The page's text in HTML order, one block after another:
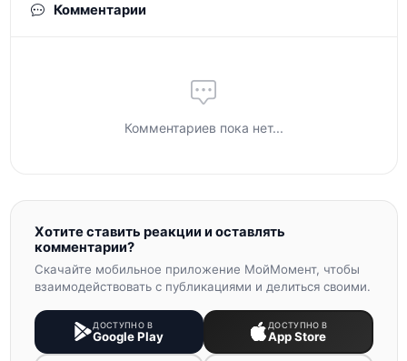
Комментарии
Комментариев пока нет...
Хотите ставить реакции и оставлять
комментарии?
Скачайте мобильное приложение МойМомент, чтобы
взаимодействовать с публикациями и делиться своими.
ДОСТУПНО В
Google Play
ДОСТУПНО В
App Store